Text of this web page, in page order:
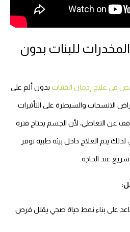
للبنات بدون
علاج إدمان الفتيات بدون ألم على
الانسحاب والسيطرة على التأثيرات
عن التعاطي، لأن الجسم يحتاج فترة
لذلك يتم العلاج داخل بيئة طبية توفر
عند الحاجة.
على بناء نمط حياة صحي يقلل فرص